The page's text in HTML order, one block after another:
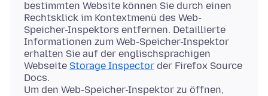
bestimmten Website können Sie durch einen
Rechtsklick im Kontextmenü des Web-
Speicher-Inspektors entfernen. Detaillierte
Informationen zum Web-Speicher-Inspektor
erhalten Sie auf der englischsprachigen
Webseite Storage Inspector der Firefox Source
Docs.
Um den Web-Speicher-Inspektor zu öffnen,